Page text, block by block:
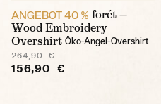
ANGEBOT 40 % forét —
Wood Embroidery
Overshirt Öko-Angel-Overshirt
264,90 €
156,90 €